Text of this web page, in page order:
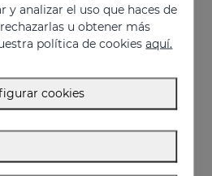
Complemento alimenticio a base de aminoácidos azufrados, vitaminas y minerales
y analizar el uso que haces de
u obtener más
política de cookiesaquí.
cookies